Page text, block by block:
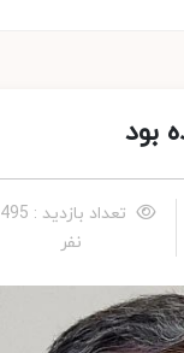
تعداد بازدید : 2,495
نفر